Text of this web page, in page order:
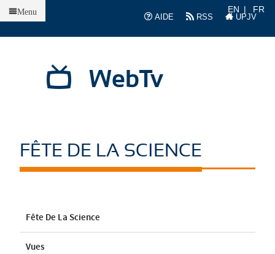
AIDE
RSS UPJV
EN FR
WebTv
Menu
FÊTE DE LA SCIENCE
Fête De La Science
Vues